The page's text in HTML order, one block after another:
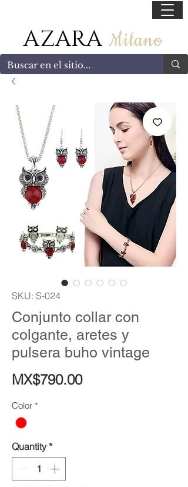
AZARA Milano
SKU: S-024
Conjunto collar con
colgante, aretes y
pulsera buho vintage
MX$790.00Price
Color *
Quantity *